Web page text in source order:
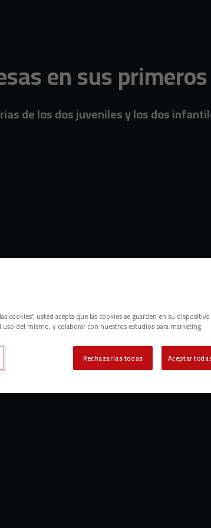
en sus
de los dos juveniles y los dos
cookies”, usted acepta que las cookies se guarden en su
uso del mismo, y colaborar con nuestros estudios para marketing.
Rechazarlas todas Aceptar